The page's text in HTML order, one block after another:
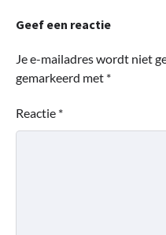
Geef een reactie
Je e-mailadres wordt niet
gemarkeerd met *
Reactie *